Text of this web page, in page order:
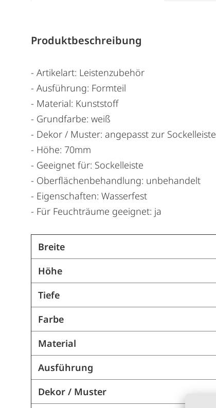
Produktbeschreibung
- Artikelart: Leistenzubehör
- Ausführung: Formteil
- Material: Kunststoff
- Grundfarbe: weiß
- Dekor / Muster: angepasst zur Sockelleiste
- Höhe: 70mm
- Geeignet für: Sockelleiste
- Oberflächenbehandlung: unbehandelt
- Eigenschaften: Wasserfest
- Für Feuchträume geeignet: ja
Breite
Höhe
Tiefe
Farbe
Material
Ausführung
Dekor / Muster